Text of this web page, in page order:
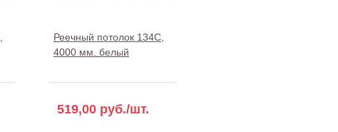
Реечный потолок 134С,
4000 мм. белый
519,00 руб./шт.